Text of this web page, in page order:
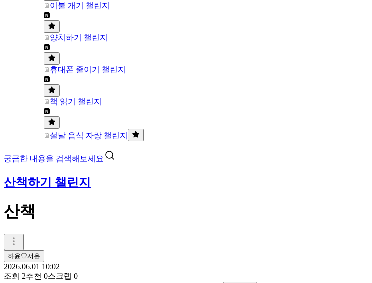
이불 개기 챌린지
양치하기 챌린지
휴대폰 줄이기 챌린지
책 읽기 챌린지
설날 음식 자랑 챌린지
궁금한 내용을 검색해보세요
산책하기 챌린지
산책
하윤♡서윤
2026.06.01 10:02
조회 2추천 0스크랩 0